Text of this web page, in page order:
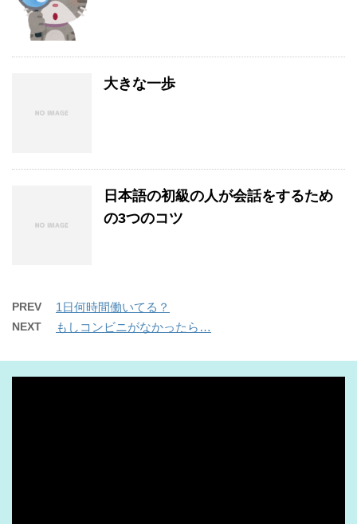
大きな一歩
日本語の初級の人が会話をするため
の3つのコツ
PREV 1日何時間働いてる？
NEXT もしコンビニがなかったら…